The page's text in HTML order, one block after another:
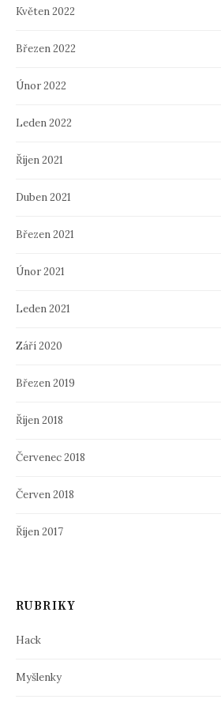
Květen 2022
Březen 2022
Únor 2022
Leden 2022
Říjen 2021
Duben 2021
Březen 2021
Únor 2021
Leden 2021
Září 2020
Březen 2019
Říjen 2018
Červenec 2018
Červen 2018
Říjen 2017
RUBRIKY
Hack
Myšlenky